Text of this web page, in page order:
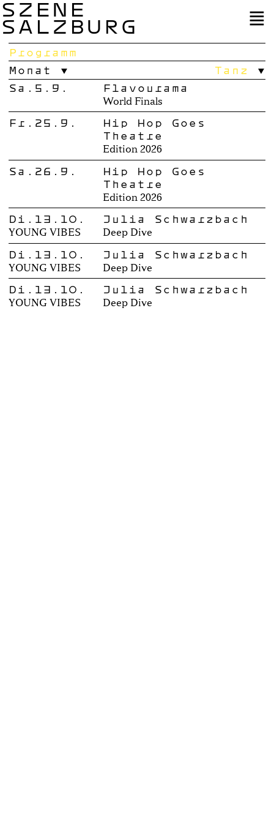
SZENE
SALZBURG
Programm
Monat
Tanz
Sa.5.9.
Flavourama
World Finals
Fr.25.9.
Hip Hop Goes
Theatre
Edition 2026
Sa.26.9.
Hip Hop Goes
Theatre
Edition 2026
Di.13.10.
YOUNG VIBES
Julia Schwarzbach
Deep Dive
Di.13.10.
YOUNG VIBES
Julia Schwarzbach
Deep Dive
Di.13.10.
YOUNG VIBES
Julia Schwarzbach
Deep Dive